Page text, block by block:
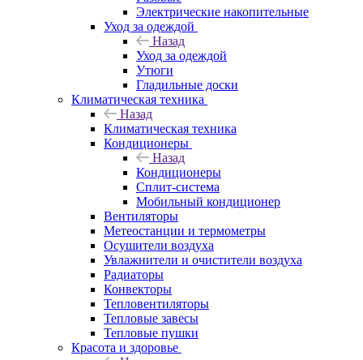
Электрические накопительные
Уход за одеждой
Назад
Уход за одеждой
Утюги
Гладильные доски
Климатическая техника
Назад
Климатическая техника
Кондиционеры
Назад
Кондиционеры
Сплит-система
Мобильный кондиционер
Вентиляторы
Метеостанции и термометры
Осушители воздуха
Увлажнители и очистители воздуха
Радиаторы
Конвекторы
Тепловентиляторы
Тепловые завесы
Тепловые пушки
Красота и здоровье